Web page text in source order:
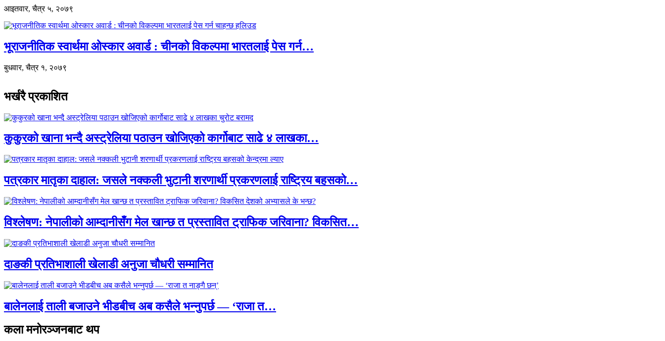
आइतवार, चैत्र ५, २०७९
भूराजनीतिक स्वार्थमा ओस्कार अवार्ड : चीनको विकल्पमा भारतलाई पेस गर्न…
बुधवार, चैत्र १, २०७९
भर्खरै प्रकाशित
कुकुरको खाना भन्दै अस्ट्रेलिया पठाउन खोजिएको कार्गोबाट साढे ४ लाखका…
पत्रकार मातृका दाहाल: जसले नक्कली भुटानी शरणार्थी प्रकरणलाई राष्ट्रिय बहसको…
विश्लेषण: नेपालीको आम्दानीसँग मेल खान्छ त प्रस्तावित ट्राफिक जरिवाना? विकसित…
दाङकी प्रतिभाशाली खेलाडी अनुजा चौधरी सम्मानित
बालेनलाई ताली बजाउने भीडबीच अब कसैले भन्नुपर्छ — ‘राजा त…
कला मनोरञ्जनबाट थप